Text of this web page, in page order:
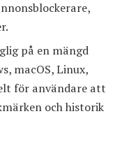
på en mängd
macOS, Linux,
för användare att
och historik